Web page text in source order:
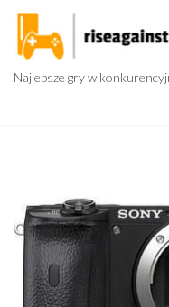
Przejdź
treści
Najlepsze gry w